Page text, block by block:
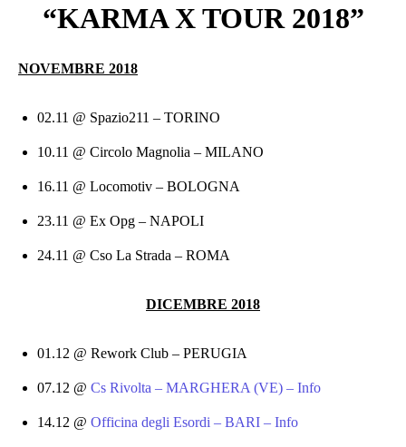
“KARMA X TOUR 2018”
NOVEMBRE 2018
02.11 @ Spazio211 – TORINO
10.11 @ Circolo Magnolia – MILANO
16.11 @ Locomotiv – BOLOGNA
23.11 @ Ex Opg – NAPOLI
24.11 @ Cso La Strada – ROMA
DICEMBRE 2018
01.12 @ Rework Club – PERUGIA
07.12 @ Cs Rivolta – MARGHERA (VE) – Info
14.12 @ Officina degli Esordi – BARI – Info